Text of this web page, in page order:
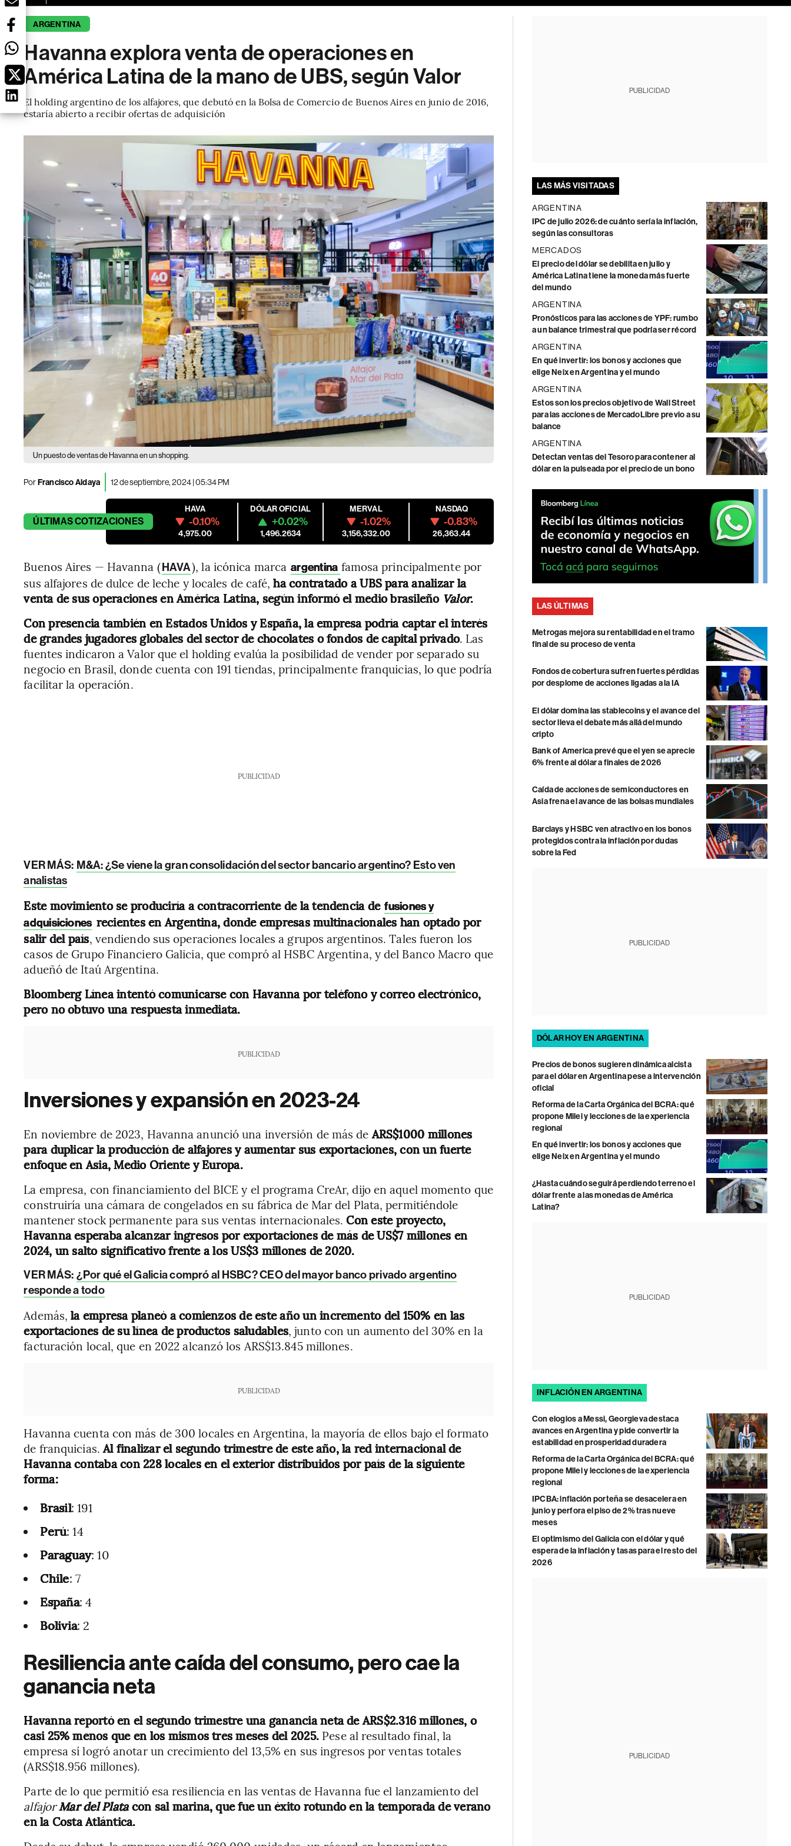
ARGENTINA
Havanna explora venta de operaciones en
América Latina de la mano de UBS, según Valor
El holding argentino de los alfajores, que debutó en la Bolsa de Comercio de Buenos Aires en junio de 2016,
estaría abierto a recibir ofertas de adquisición
Un puesto de ventas de Havanna en un shopping.
PorFrancisco Aldaya 12 de septiembre, 2024 | 05:34 PM
ÚLTIMASCOTIZACIONES
HAVA
-0.10%
4,975.00
DÓLAR OFICIAL
+0.02%
1,496.2634
MERVAL
-1.02%
3,156,332.00
NASDAQ
-0.83%
26,363.44
Buenos Aires — Havanna (HAVA), la icónica marca argentina famosa principalmente por
sus alfajores de dulce de leche y locales de café,ha contratado a UBS para analizar la
venta de sus operaciones en América Latina, según informó el medio brasileño Valor.
Con presencia también en Estados Unidos y España, la empresa podría captar el interés
de grandes jugadores globales del sector de chocolates o fondos de capital privado. Las
fuentes indicaron a Valor que el holding evalúa la posibilidad de vender por separado su
negocio en Brasil, donde cuenta con 191 tiendas, principalmente franquicias, lo que podría
facilitar la operación.
PUBLICIDAD
VER MÁS: M&A: ¿Se viene la gran consolidación del sector bancario argentino? Esto ven
analistas
Este movimiento se produciría a contracorriente de la tendencia de fusiones y
adquisiciones recientes en Argentina, donde empresas multinacionales han optado por
salir del país, vendiendo sus operaciones locales a grupos argentinos. Tales fueron los
casos de Grupo Financiero Galicia, que compró al HSBC Argentina, y del Banco Macro que
adueñó de Itaú Argentina.
Bloomberg Línea intentó comunicarse con Havanna por teléfono y correo electrónico,
pero no obtuvo una respuesta inmediata.
PUBLICIDAD
Inversiones y expansión en 2023-24
En noviembre de 2023, Havanna anunció una inversión de más deARS$1000 millones
para duplicar la producción de alfajores y aumentar sus exportaciones, con un fuerte
enfoque en Asia, Medio Oriente y Europa.
La empresa, con financiamiento del BICE y el programa CreAr, dijo en aquel momento que
construiría una cámara de congelados en su fábrica de Mar del Plata, permitiéndole
mantener stock permanente para sus ventas internacionales. Con este proyecto,
Havanna esperaba alcanzar ingresos por exportaciones de más de US$7 millones en
2024, un salto significativo frente a los US$3 millones de 2020.
VER MÁS: ¿Por qué el Galicia compró al HSBC? CEO del mayor banco privado argentino
responde a todo
Además, la empresa planeó a comienzos de este año un incremento del 150% en las
exportaciones de su línea de productos saludables, junto con un aumento del 30% en la
facturación local, que en 2022 alcanzó los ARS$13.845 millones.
PUBLICIDAD
Havanna cuenta con más de 300 locales en Argentina, la mayoría de ellos bajo el formato
de franquicias.Al finalizar el segundo trimestre de este año, la red internacional de
Havanna contaba con 228 locales en el exterior distribuidos por país de la siguiente
forma:
Brasil: 191
Perú: 14
Paraguay: 10
Chile: 7
España: 4
Bolivia: 2
Resiliencia ante caída del consumo, pero cae la
ganancia neta
Havanna reportó en el segundo trimestre una ganancia neta de ARS$2.316 millones, o
casi 25% menos que en los mismos tres meses del 2025. Pese al resultado final, la
empresa sí logró anotar un crecimiento del 13,5% en sus ingresos por ventas totales
(ARS$18.956 millones).
Parte de lo que permitió esa resiliencia en las ventas de Havanna fue el lanzamiento del
alfajorMar del Platacon sal marina, que fue un éxito rotundo en la temporada de verano
en la Costa Atlántica.
PUBLICIDAD
LAS MÁS VISITADAS
ARGENTINA
IPC de julio 2026: de cuánto sería la inflación,
según las consultoras
MERCADOS
El precio del dólar se debilita en julio y
América Latina tiene la moneda más fuerte
del mundo
ARGENTINA
Pronósticos para las acciones de YPF: rumbo
a un balance trimestral que podría ser récord
ARGENTINA
En qué invertir: los bonos y acciones que
elige Neix en Argentina y el mundo
ARGENTINA
Estos son los precios objetivo de Wall Street
para las acciones de MercadoLibre previo a su
balance
ARGENTINA
Detectan ventas del Tesoro para contener al
dólar en la pulseada por el precio de un bono
LAS ÚLTIMAS
Metrogas mejora su rentabilidad en el tramo
final de su proceso de venta
Fondos de cobertura sufren fuertes pérdidas
por desplome de acciones ligadas a la IA
El dólar domina las stablecoins y el avance del
sector lleva el debate más allá del mundo
cripto
Bank of America prevé que el yen se aprecie
6% frente al dólar a finales de 2026
Caída de acciones de semiconductores en
Asia frena el avance de las bolsas mundiales
Barclays y HSBC ven atractivo en los bonos
protegidos contra la inflación por dudas
sobre la Fed
PUBLICIDAD
DÓLAR HOY EN ARGENTINA
Precios de bonos sugieren dinámica alcista
para el dólar en Argentina pese a intervención
oficial
Reforma de la Carta Orgánica del BCRA: qué
propone Milei y lecciones de la experiencia
regional
En qué invertir: los bonos y acciones que
elige Neix en Argentina y el mundo
¿Hasta cuándo seguirá perdiendo terreno el
dólar frente a las monedas de América
Latina?
PUBLICIDAD
INFLACIÓN EN ARGENTINA
Con elogios a Messi, Georgieva destaca
avances en Argentina y pide convertir la
estabilidad en prosperidad duradera
Reforma de la Carta Orgánica del BCRA: qué
propone Milei y lecciones de la experiencia
regional
IPCBA: inflación porteña se desacelera en
junio y perfora el piso de 2% tras nueve
meses
El optimismo del Galicia con el dólar y qué
espera de la inflación y tasas para el resto del
2026
PUBLICIDAD